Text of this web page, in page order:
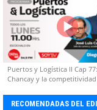
Puertos y Logística II Cap
Chancay y la
RECOMENDADAS DEL